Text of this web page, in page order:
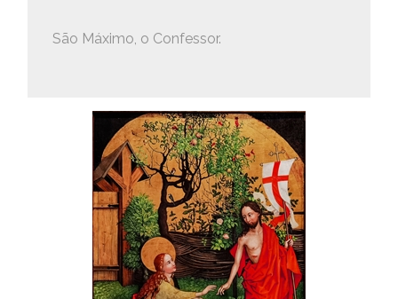
São Máximo, o Confessor.